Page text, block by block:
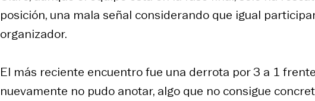
posición, una mala señal considerando que igual
organizador.
El más reciente encuentro fue una derrota por 3 a 1
nuevamente no pudo anotar, algo que no consigue